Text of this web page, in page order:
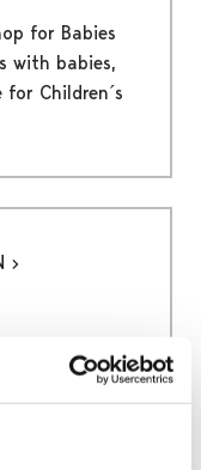
for Babies
with babies,
Children´s
CENTRE